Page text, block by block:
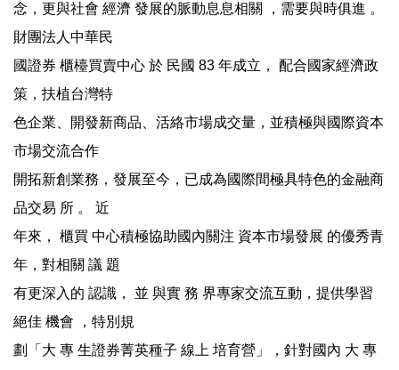
念，更與社會 經濟 發展的脈動息息相關 ，需要與時俱進 。
財團法人中華民
國證券 櫃檯買賣中心 於 民國 83 年成立， 配合國家經濟政
策，扶植台灣特
色企業、開發新商品、活絡市場成交量，並積極與國際資本
市場交流合作
開拓新創業務，發展至今，已成為國際間極具特色的金融商
品交易 所 。 近
年來， 櫃買 中心積極協助國內關注 資本市場發展 的優秀青
年，對相關 議 題
有更深入的 認識， 並 與實 務 界專家交流互動，提供學習
絕佳 機會 ，特別規
劃「大 專 生證券菁英種子 線上 培育營」，針對國內 大 專